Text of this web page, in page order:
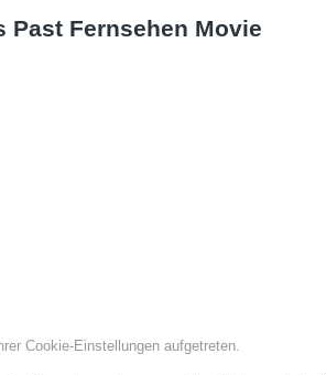
Past Fernsehen Movie
Cookie-Einstellungen aufgetreten.